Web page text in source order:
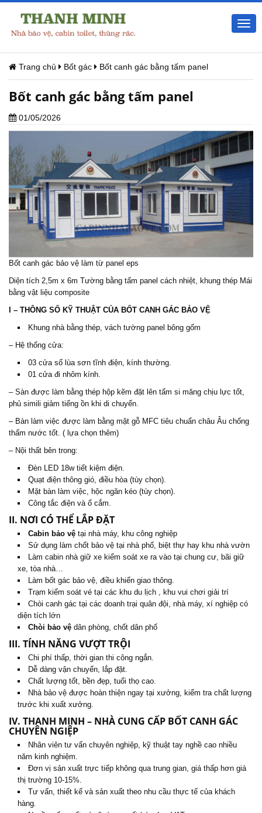
Trang chủ Bốt gác Bốt canh gác bằng tấm panel
Bốt canh gác bằng tấm panel
01/05/2026
Bốt canh gác bảo vệ làm từ panel eps
Diện tích 2,5m x 6m Tường bằng tấm panel cách nhiệt, khung thép Mái
bằng vật liệu composite
I – THÔNG SỐ KỸ THUẬT CỦA BỐT CANH GÁC BẢO VỆ
Khung nhà bằng thép, vách tường panel bông gốm
– Hệ thống cửa:
03 cửa sổ lùa sơn tĩnh điện, kính thường.
01 cửa đi nhôm kính.
– Sàn được làm bằng thép hộp kẽm đặt lên tấm si măng chịu lực tốt,
phủ simili giảm tiếng ồn khi di chuyển.
– Bàn làm việc được làm bằng mặt gỗ MFC tiêu chuẩn châu Âu chống
thấm nước tốt. ( lựa chọn thêm)
– Nội thất bên trong:
Đèn LED 18w tiết kiệm điện.
Quạt điện thông gió, điều hòa (tùy chọn).
Mặt bàn làm việc, hộc ngăn kéo (tùy chọn).
Công tắc điện và ổ cắm.
II. NƠI CÓ THỂ LẮP ĐẶT
Cabin bảo vệ tại nhà máy, khu công nghiệp
Sử dụng làm chốt bảo vệ tại nhà phố, biệt thự hay khu nhà vườn
Làm cabin nhà giữ xe kiểm soát xe ra vào tại chung cư, bãi giữ
xe, tòa nhà…
Làm bốt gác bảo vệ, điều khiển giao thông.
Trạm kiểm soát vé tại các khu du lịch , khu vui chơi giải trí
Chòi canh gác tại các doanh trại quân đội, nhà máy, xí nghiệp có
diện tích lớn
Chòi bảo vệ dân phòng, chốt dân phố
III. TÍNH NĂNG VƯỢT TRỘI
Chi phí thấp, thời gian thi công ngắn.
Dễ dàng vận chuyển, lắp đặt.
Chất lượng tốt, bền đẹp, tuổi thọ cao.
Nhà bảo vệ được hoàn thiện ngay tại xưởng, kiểm tra chất lượng
trước khi xuất xưởng.
IV. THANH MINH – NHÀ CUNG CẤP BỐT CANH GÁC
CHUYÊN NGIỆP
Nhân viên tư vấn chuyên nghiệp, kỹ thuật tay nghề cao nhiều
năm kinh nghiệm.
Đơn vị sản xuất trực tiếp không qua trung gian, giá thấp hơn giá
thị trường 10-15%.
Tư vấn, thiết kế và sản xuất theo nhu cầu thực tế của khách
hàng.